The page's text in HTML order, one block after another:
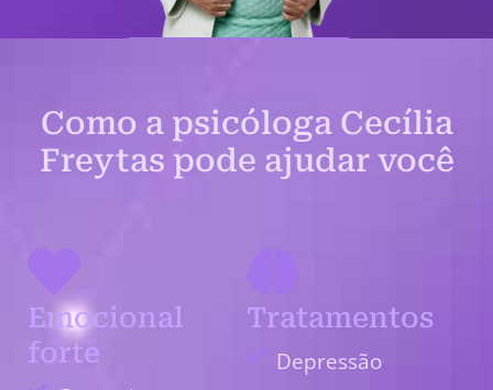
Como a psicóloga Cecília
Freytas pode ajudar você
Emocional
forte
Tratamentos
Depressão